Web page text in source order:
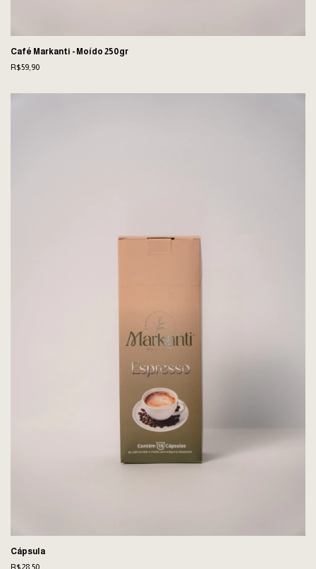
Café Markanti - Moído 250gr
R$59,90
Cápsula